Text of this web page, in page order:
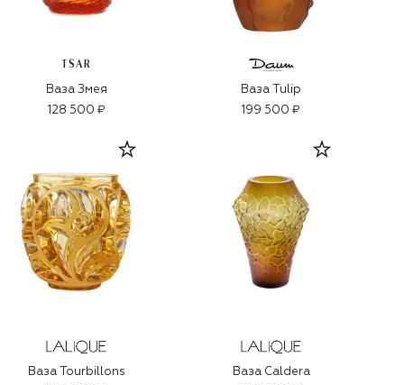
TSAR
Ваза Змея
128 500 ₽
Ваза Tulip
199 500 ₽
Ваза Tourbillons
Ваза Caldera